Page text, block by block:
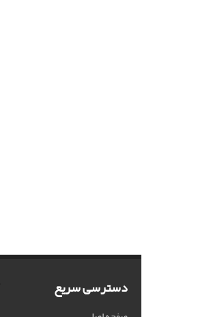
دسترسی سریع